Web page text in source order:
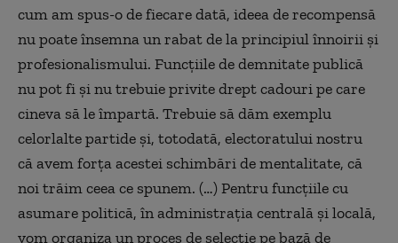
cum am spus-o de fiecare dată, ideea de recompensă
nu poate însemna un rabat de la principiul înnoirii și
profesionalismului. Funcțiile de demnitate publică
nu pot fi și nu trebuie privite drept cadouri pe care
cineva să le împartă. Trebuie să dăm exemplu
celorlalte partide și, totodată, electoratului nostru
că avem forța acestei schimbări de mentalitate, că
noi trăim ceea ce spunem. (…) Pentru funcțiile cu
asumare politică, în administrația centrală și locală,
vom organiza un proces de selecție pe bază de